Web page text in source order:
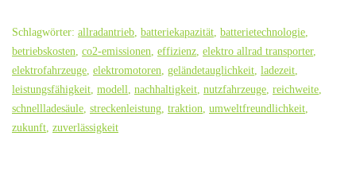
Schlagwörter: allradantrieb batteriekapazität batterietechnologie
betriebskosten co2-emissionen effizienz elektro allrad transporter,
elektrofahrzeuge elektromotoren geländetauglichkeit ladezeit
leistungsfähigkeit modell nachhaltigkeit nutzfahrzeuge reichweite
schnellladesäule streckenleistung traktion umweltfreundlichkeit
zukunft zuverlässigkeit